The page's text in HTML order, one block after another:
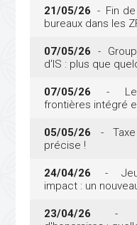
21/05/26 - Fin
bureaux dans les
07/05/26 -
d'IS : plus que
07/05/26 - Le
frontières intégré
05/05/26 - Taxe
précise !
24/04/26 -
impact : un
23/04/26 -